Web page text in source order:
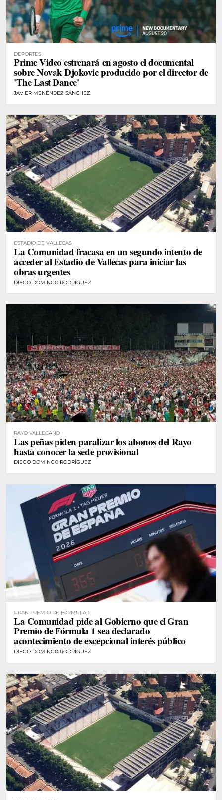
DEPORTES
Prime Video estrenará en agosto el documental
sobre Novak Djokovic producido por el director de
'The Last Dance'
JAVIER MENÉNDEZ SÁNCHEZ
ESTADIO DE VALLECAS
La Comunidad fracasa en un segundo intento de
acceder al Estadio de Vallecas para iniciar las
obras urgentes
DIEGO DOMINGO RODRÍGUEZ
RAYO VALLECANO
Las peñas piden paralizar los abonos del Rayo
hasta conocer la sede provisional
DIEGO DOMINGO RODRÍGUEZ
GRAN PREMIO DE FÓRMULA 1
La Comunidad pide al Gobierno que el Gran
Premio de Fórmula 1 sea declarado
acontecimiento de excepcional interés público
DIEGO DOMINGO RODRÍGUEZ